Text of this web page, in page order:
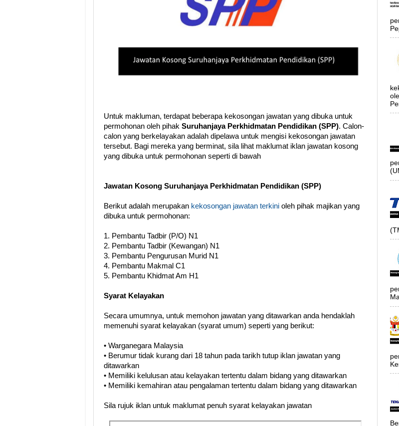
Untuk makluman, terdapat beberapa kekosongan jawatan yang dibuka untuk
permohonan oleh pihak Suruhanjaya Perkhidmatan Pendidikan (SPP). Calon-
calon yang berkelayakan adalah dipelawa untuk mengisi kekosongan jawatan
tersebut. Bagi mereka yang berminat, sila lihat maklumat iklan jawatan kosong
yang dibuka untuk permohonan seperti di bawah
Jawatan Kosong Suruhanjaya Perkhidmatan Pendidikan (SPP)
Berikut adalah merupakan kekosongan jawatan terkini oleh pihak majikan yang
dibuka untuk permohonan:
1. Pembantu Tadbir (P/O) N1
2. Pembantu Tadbir (Kewangan) N1
3. Pembantu Pengurusan Murid N1
4. Pembantu Makmal C1
5. Pembantu Khidmat Am H1
Syarat Kelayakan
Secara umumnya, untuk memohon jawatan yang ditawarkan anda hendaklah
memenuhi syarat kelayakan (syarat umum) seperti yang berikut:
• Warganegara Malaysia
• Berumur tidak kurang dari 18 tahun pada tarikh tutup iklan jawatan yang
ditawarkan
• Memiliki kelulusan atau kelayakan tertentu dalam bidang yang ditawarkan
• Memiliki kemahiran atau pengalaman tertentu dalam bidang yang ditawarkan
Sila rujuk iklan untuk maklumat penuh syarat kelayakan jawatan